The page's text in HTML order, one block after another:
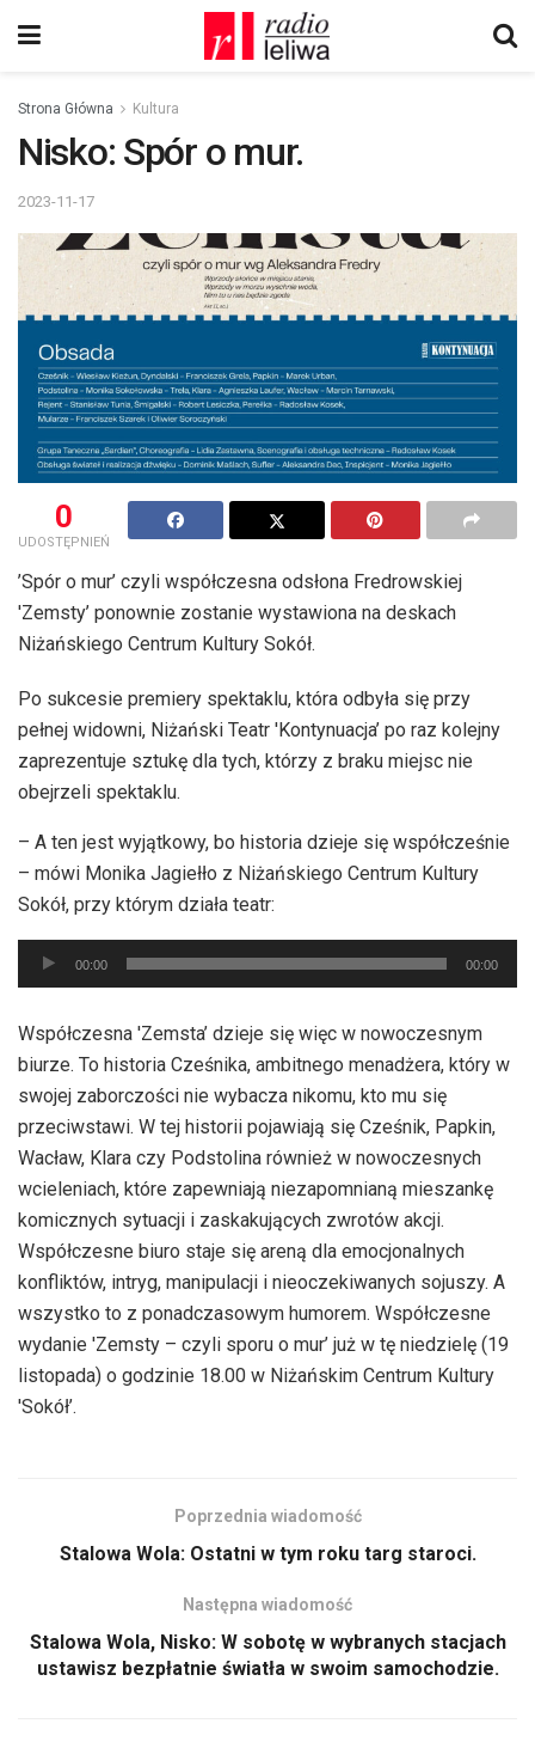
Strona Główna Kultura
Nisko: Spór o mur.
2023-11-17
0
UDOSTĘPNIEŃ
’Spór o mur’ czyli współczesna odsłona Fredrowskiej
'Zemsty’ ponownie zostanie wystawiona na deskach
Niżańskiego Centrum Kultury Sokół.
Po sukcesie premiery spektaklu, która odbyła się przy
pełnej widowni, Niżański Teatr 'Kontynuacja’ po raz kolejny
zaprezentuje sztukę dla tych, którzy z braku miejsc nie
obejrzeli spektaklu.
– A ten jest wyjątkowy, bo historia dzieje się współcześnie
– mówi Monika Jagiełło z Niżańskiego Centrum Kultury
Sokół, przy którym działa teatr:
Odtwarzacz
plików
00:00 00:00
Współczesna 'Zemsta’ dzieje się więc w nowoczesnym
biurze. To historia Cześnika, ambitnego menadżera, który w
swojej zaborczości nie wybacza nikomu, kto mu się
przeciwstawi. W tej historii pojawiają się Cześnik, Papkin,
Wacław, Klara czy Podstolina również w nowoczesnych
wcieleniach, które zapewniają niezapomnianą mieszankę
komicznych sytuacji i zaskakujących zwrotów akcji.
Współczesne biuro staje się areną dla emocjonalnych
konfliktów, intryg, manipulacji i nieoczekiwanych sojuszy. A
wszystko to z ponadczasowym humorem. Współczesne
wydanie 'Zemsty – czyli sporu o mur’ już w tę niedzielę (19
listopada) o godzinie 18.00 w Niżańskim Centrum Kultury
'Sokół’.
Poprzednia wiadomość
Stalowa Wola: Ostatni w tym roku targ staroci.
Następna wiadomość
Stalowa Wola, Nisko: W sobotę w wybranych stacjach
ustawisz bezpłatnie światła w swoim samochodzie.